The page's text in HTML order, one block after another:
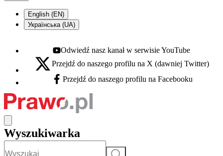
English (EN)
Українська (UA)
Youtube - otwiera się w nowej karcie
Odwiedź nasz kanał w serwisie YouTube
X - otwiera się w nowej karcie
Przejdź do naszego profilu na X (dawniej Twitter)
Facebook - otwiera się w nowej karcie
Przejdź do naszego profilu na Facebooku
Wyszukiwarka
Szukaj